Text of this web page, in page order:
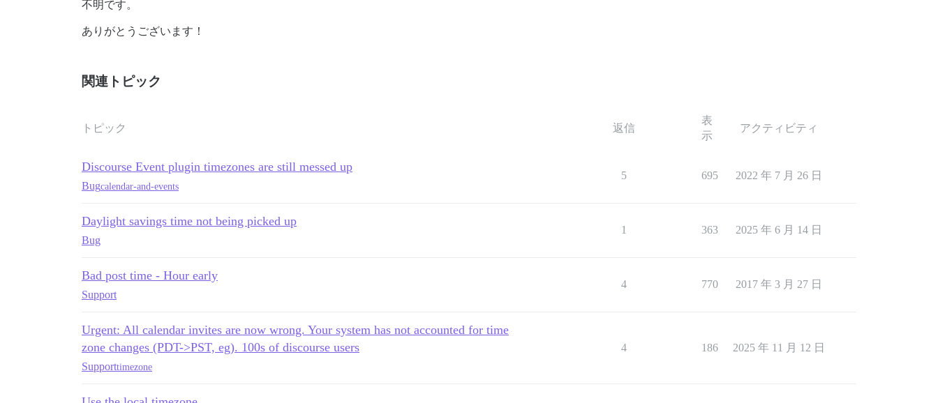
不明です。
ありがとうございます！
関連トピック
トピック 返信
表
示
アクティビティ
Discourse Event plugin timezones are still messed up
Bugcalendar-and-events
5 695 2022 年 7 月 26 日
Daylight savings time not being picked up
Bug
1 363 2025 年 6 月 14 日
Bad post time - Hour early
Support
4 770 2017 年 3 月 27 日
Urgent: All calendar invites are now wrong. Your system has not accounted for time
zone changes (PDT->PST, eg). 100s of discourse users
Supporttimezone
4 186 2025 年 11 月 12 日